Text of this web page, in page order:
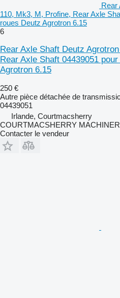
Rear
110, Mk3, M, Profine, Rear Axle
roues Deutz Agrotron 6.15
6
Rear Axle Shaft Deutz
Rear Axle Shaft 04439051
Agrotron 6.15
250 €
Autre pièce détachée de
04439051
Irlande, Courtmacsherry
COURTMACSHERRY
Contacter le vendeur